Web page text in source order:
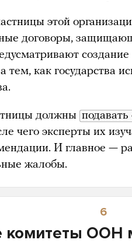
этой
договоры,
тем, как государства
должны
чего эксперты их
И главное —
жалобы.
6
комитеты ООН